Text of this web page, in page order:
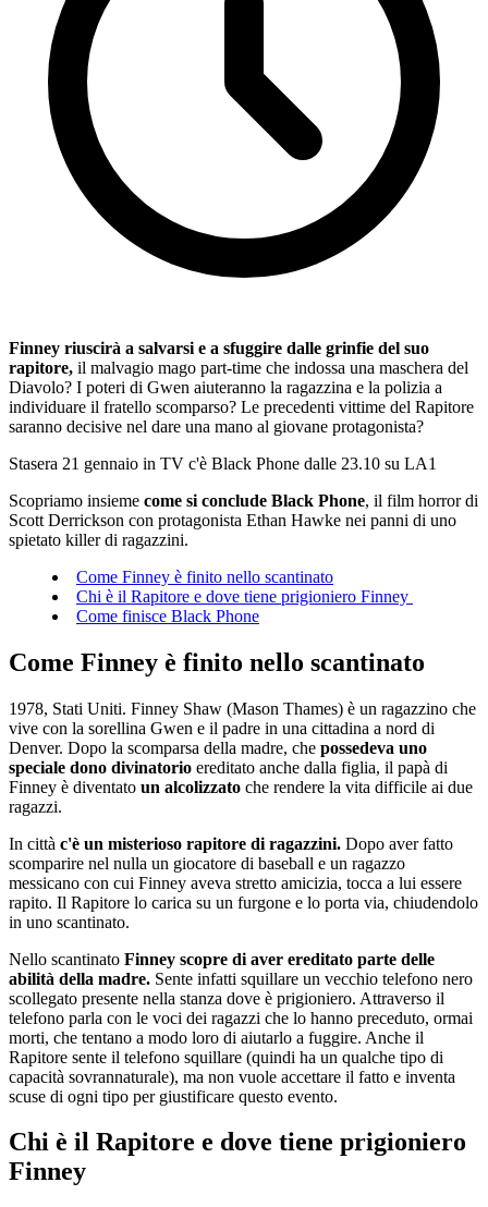
Finney riuscirà a salvarsi e a sfuggire dalle grinfie del suo
rapitore, il malvagio mago part-time che indossa una maschera del
Diavolo? I poteri di Gwen aiuteranno la ragazzina e la polizia a
individuare il fratello scomparso? Le precedenti vittime del Rapitore
saranno decisive nel dare una mano al giovane protagonista?
Stasera 21 gennaio in TV c'è Black Phone dalle 23.10 su LA1
Scopriamo insieme come si conclude Black Phone, il film horror di
Scott Derrickson con protagonista Ethan Hawke nei panni di uno
spietato killer di ragazzini.
Come Finney è finito nello scantinato
Chi è il Rapitore e dove tiene prigioniero Finney
Come finisce Black Phone
Come Finney è finito nello scantinato
1978, Stati Uniti. Finney Shaw (Mason Thames) è un ragazzino che
vive con la sorellina Gwen e il padre in una cittadina a nord di
Denver. Dopo la scomparsa della madre, che possedeva uno
speciale dono divinatorio ereditato anche dalla figlia, il papà di
Finney è diventato un alcolizzato che rendere la vita difficile ai due
ragazzi.
In città c'è un misterioso rapitore di ragazzini. Dopo aver fatto
scomparire nel nulla un giocatore di baseball e un ragazzo
messicano con cui Finney aveva stretto amicizia, tocca a lui essere
rapito. Il Rapitore lo carica su un furgone e lo porta via, chiudendolo
in uno scantinato.
Nello scantinato Finney scopre di aver ereditato parte delle
abilità della madre. Sente infatti squillare un vecchio telefono nero
scollegato presente nella stanza dove è prigioniero. Attraverso il
telefono parla con le voci dei ragazzi che lo hanno preceduto, ormai
morti, che tentano a modo loro di aiutarlo a fuggire. Anche il
Rapitore sente il telefono squillare (quindi ha un qualche tipo di
capacità sovrannaturale), ma non vuole accettare il fatto e inventa
scuse di ogni tipo per giustificare questo evento.
Chi è il Rapitore e dove tiene prigioniero
Finney